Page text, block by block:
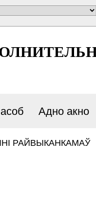
Адно акно
РАЙВЫКАНКАМАЎ